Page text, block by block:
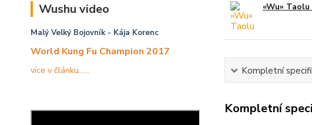
Wushu video
Malý Velký Bojovník- Kája Korenc
World Kung Fu Champion 2017
více v článku......
«Wu»
Kompletní
Kompletní